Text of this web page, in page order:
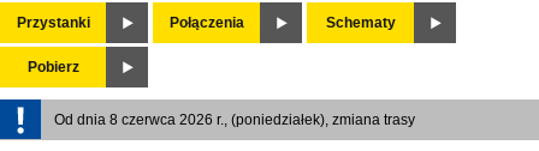
Przystanki Połączenia Schematy
Pobierz
Od dnia 8 czerwca 2026 r., (poniedziałek), zmiana trasy